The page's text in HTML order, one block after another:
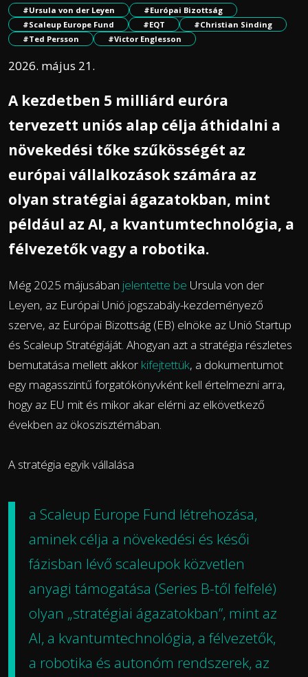
#Ursula von der Leyen
#Európai Bizottság
#Scaleup Europe Fund
#EQT
#Christian Sinding
#Ted Persson
#Victor Englesson
2026. május 21.
A kezdetben 5 milliárd euróra
tervezett uniós alap célja áthidalni a
növekedési tőke szűkösségét az
európai vállalkozások számára az
olyan stratégiai ágazatokban, mint
például az AI, a kvantumtechnológia, a
félvezetők vagy a robotika.
Még 2025 májusában jelentette be Ursula von der
Leyen, az Európai Unió jogszabály-kezdeményező
szerve, az Európai Bizottság (EB) elnöke az Unió Startup
és Scaleup Stratégiáját. Ahogyan azt a stratégia részletes
bemutatása mellett akkor kifejtettük, a dokumentumot
egy magasszintű forgatókönyvként kell értelmezni arra,
hogy az EU mit és mikor akar elérni az elkövetkező
években az ökoszisztémában.
A stratégia egyik vállalása
a Scaleup Europe Fund létrehozása,
aminek célja a növekedési és késői
fázisban lévő scaleupok közvetlen
anyagi támogatása (Series B-től felfelé)
olyan „stratégiai ágazatokban”, mint az
AI, a kvantumtechnológia, a félvezetők,
a robotika és autonóm rendszerek, az